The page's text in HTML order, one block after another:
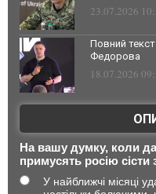
23.07.2026
Повний
Федорова
18.07.2026
На вашу думку, коли
примусять росію сісти
У найближчі місяці